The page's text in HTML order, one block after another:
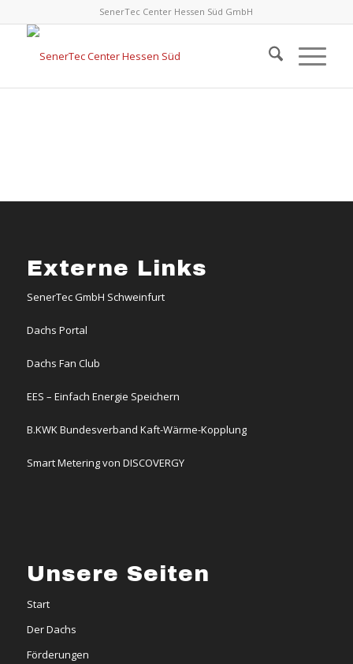
SenerTec Center Hessen Süd GmbH
Externe Links
SenerTec GmbH Schweinfurt
Dachs Portal
Dachs Fan Club
EES – Einfach Energie Speichern
B.KWK Bundesverband Kaft-Wärme-Kopplung
Smart Metering von DISCOVERGY
Unsere Seiten
Start
Der Dachs
Förderungen